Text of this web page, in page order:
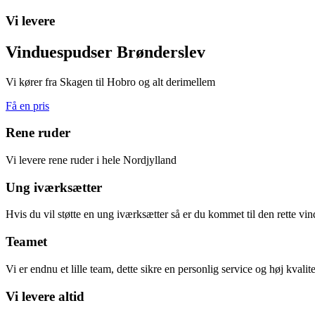
Vi levere
Vinduespudser Brønderslev
Vi kører fra Skagen til Hobro og alt derimellem
Få en pris
Rene ruder
Vi levere rene ruder i hele Nordjylland
Ung iværksætter
Hvis du vil støtte en ung iværksætter så er du kommet til den rette
Teamet
Vi er endnu et lille team, dette sikre en personlig service og høj
Vi levere altid